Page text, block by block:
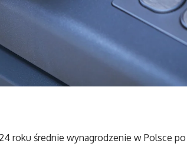
roku średnie wynagrodzenie w Polsce